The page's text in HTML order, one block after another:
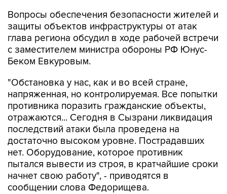
Вопросы обеспечения безопасности жителей и
защиты объектов инфраструктуры от атак
глава региона обсудил в ходе рабочей встречи
с заместителем министра обороны РФ Юнус-
Беком Евкуровым.
"Обстановка у нас, как и во всей стране,
напряженная, но контролируемая. Все попытки
противника поразить гражданские объекты,
отражаются... Сегодня в Сызрани ликвидация
последствий атаки была проведена на
достаточно высоком уровне. Пострадавших
нет. Оборудование, которое противник
пытался вывести из строя, в кратчайшие сроки
начнет свою работу", - приводятся в
сообщении слова Федорищева.